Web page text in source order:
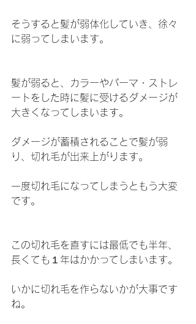
そうすると髪が弱体化していき、徐々
に弱ってしまいます。
髪が弱ると、カラーやパーマ・ストレ
ートをした時に髪に受けるダメージが
大きくなってしまいます。
ダメージが蓄積されることで髪が弱
り、切れ毛が出来上がります。
一度切れ毛になってしまうともう大変
です。
この切れ毛を直すには最低でも半年、
長くても１年はかかってしまいます。
いかに切れ毛を作らないかが大事です
ね。